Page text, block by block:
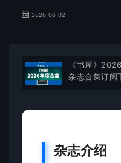
2026-06-02
《书屋》
杂志合集订阅
杂志介绍